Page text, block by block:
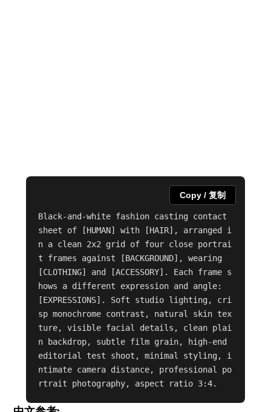
Black-and-white fashion casting contact
sheet of [HUMAN] with [HAIR], arranged i
n a clean 2x2 grid of four close portrai
t frames against [BACKGROUND], wearing
[CLOTHING] and [ACCESSORY]. Each frame s
hows a different expression and angle:
[EXPRESSIONS]. Soft studio lighting, cri
sp monochrome contrast, natural skin tex
ture, visible facial details, clean plai
n backdrop, subtle film grain, high-end
editorial test shoot, minimal styling, i
ntimate camera distance, professional po
rtrait photography, aspect ratio 3:4.
Copy / 复制